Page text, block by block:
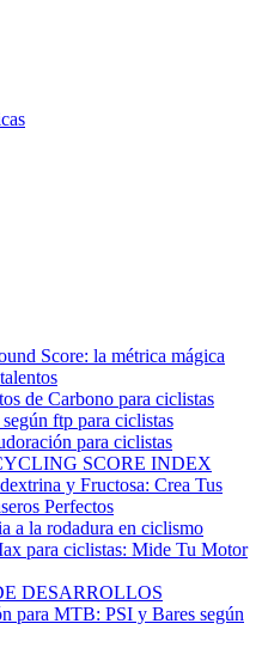
Score: la métrica mágica
de Carbono para ciclistas
ftp para ciclistas
para ciclistas
SCORE INDEX
y Fructosa: Crea Tus
Perfectos
a la rodadura en ciclismo
para ciclistas: Mide Tu Motor
DESARROLLOS
para MTB: PSI y Bares según